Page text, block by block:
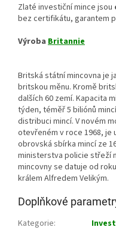
Zlaté investiční mince jsou
bez certifikátu, garantem
Výroba Britannie
Britská státní mincovna je
britskou měnu. Kromě
dalších 60 zemí. Kapacita
týden, téměř 5 biliónů
distribuci mincí. V novém
otevřeném v roce 1968, je
obrovská sbírka mincí ze
ministerstva policie střeží
mincovny se datuje od
králem Alfredem Velikým.
Doplňkové
Kategorie: